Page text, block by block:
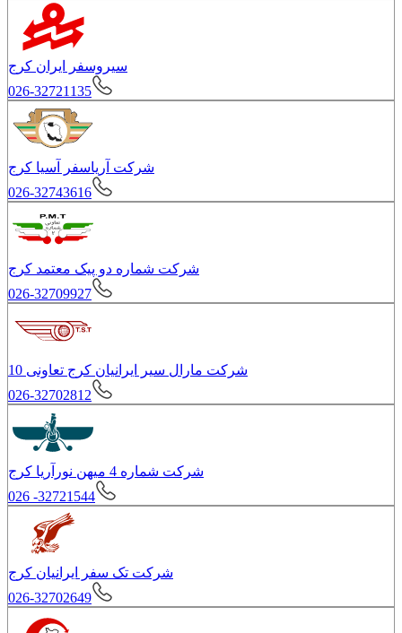
سیروسفر ایران کرج
026-32721135
شرکت آریاسفر آسیا کرج
026-32743616
شرکت شماره دو پیک معتمد کرج
026-32709927
شرکت مارال سیر ایرانیان کرج تعاونی 10
026-32702812
شرکت شماره 4 ميهن نورآریا کرج
026 -32721544
شرکت تک سفر ایرانیان کرج
026-32702649